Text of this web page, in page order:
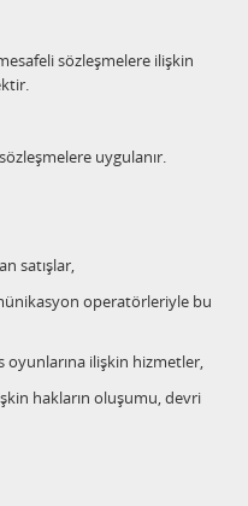
sözleşmelere ilişkin
uygulanır.
satışlar,
operatörleriyle bu
oyunlarına ilişkin hizmetler,
hakların oluşumu, devri